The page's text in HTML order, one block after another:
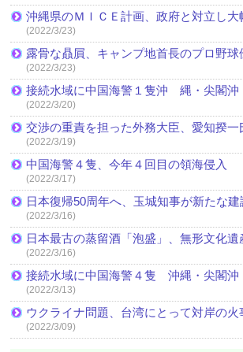
沖縄県のＭＩＣＥ計画、政府と対立し大
(2022/3/23)
露骨な贔屓、キャンプ地首長のプロ野球
(2022/3/23)
接続水域に中国海警１隻沖 縄・尖閣沖
(2022/3/20)
交渉の重責を担った外務大臣、愛知揆一
(2022/3/19)
中国海警４隻、今年４回目の領海侵入
(2022/3/17)
日本復帰50周年へ、玉城知事が新たな建
(2022/3/16)
日本最古の蒸留酒「泡盛」、無形文化遺
(2022/3/16)
接続水域に中国海警４隻 沖縄・尖閣沖
(2022/3/13)
ウクライナ問題、台湾にとって対岸の火
(2022/3/09)